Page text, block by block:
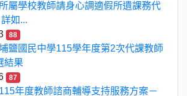
屬學校教師請身心調適假所遺課務代
如...
88
鹽國民中學115學年度第2次代課教師
結果
87
年度教師諮商輔導支持服務方案－